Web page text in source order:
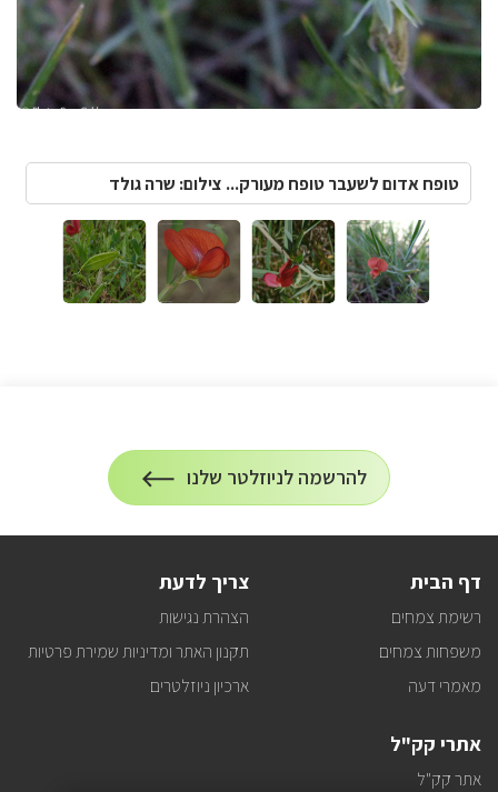
טופח אדום לשעבר טופח מעורק... צילום: שרה גולד
הרשמה
להרשמה לניוזלטר שלנו
על
הרשמה
דף הבית
רשימת צמחים
משפחות צמחים
מאמרי דעה
צריך לדעת
הצהרת נגישות
תקנון האתר ומדיניות שמירת פרטיות
ארכיון ניוזלטרים
אתרי קק"ל
אתר קק"ל